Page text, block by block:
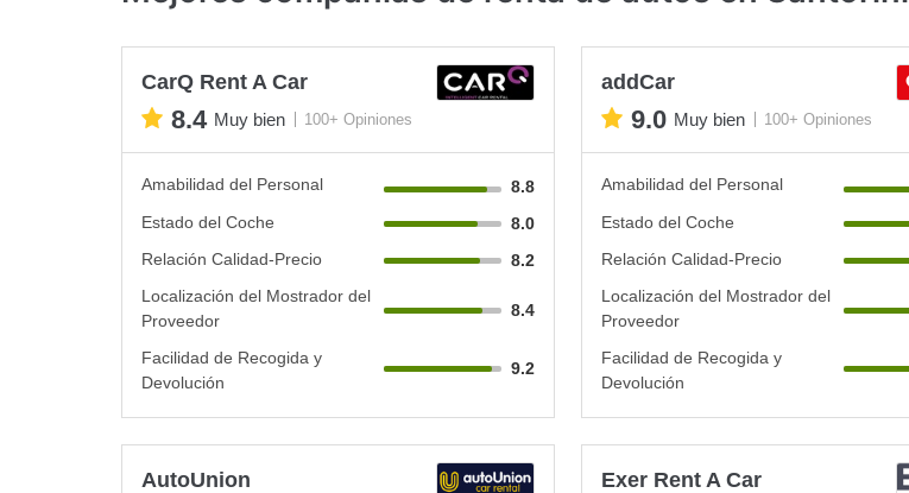
CarQ Rent A Car
8.4 Muy bien 100+ Opiniones
Amabilidad del Personal
8.8
Estado del Coche
8.0
Relación Calidad-Precio
8.2
Localización del Mostrador del
Proveedor
8.4
Facilidad de Recogida y
Devolución
9.2
addCar
9.0 Muy bien 100+ Opiniones
Amabilidad del Personal
Estado del Coche
Relación Calidad-Precio
Localización del Mostrador del
Proveedor
Facilidad de Recogida y
Devolución
AutoUnion Exer Rent A Car